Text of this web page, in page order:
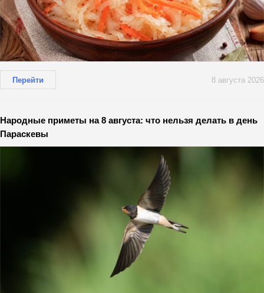
Перейти 8 августа 2026
Народные приметы на 8 августа: что нельзя делать в день
Параскевы